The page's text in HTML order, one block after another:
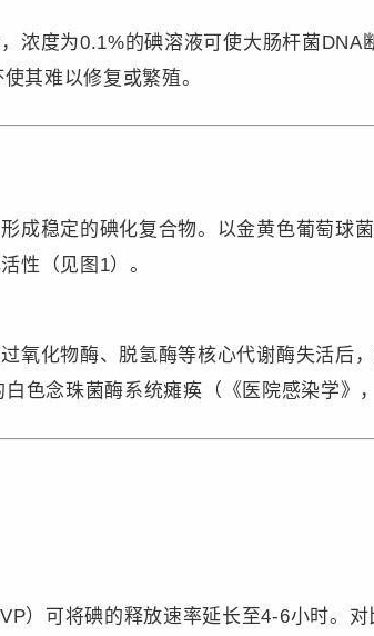
浓度为0.1%的碘溶液可使大肠杆菌DNA
其难以修复或繁殖。
成稳定的碘化复合物。以金黄色葡萄球
性（见图1）。
氧化物酶、脱氢酶等核心代谢酶失活后
色念珠菌酶系统瘫痪（《医院感染学》
）可将碘的释放速率延长至4-6小时。